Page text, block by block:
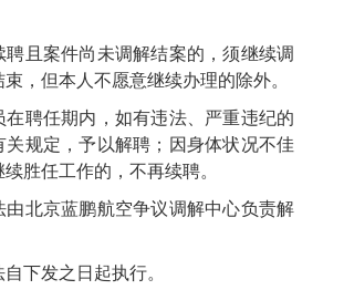
聘且案件尚未调解结案的，须继续调
，但本人不愿意继续办理的除外。
在聘任期内，如有违法、严重违纪的
关规定，予以解聘；因身体状况不佳
胜任工作的，不再续聘。
由北京蓝鹏航空争议调解中心负责解
下发之日起执行。